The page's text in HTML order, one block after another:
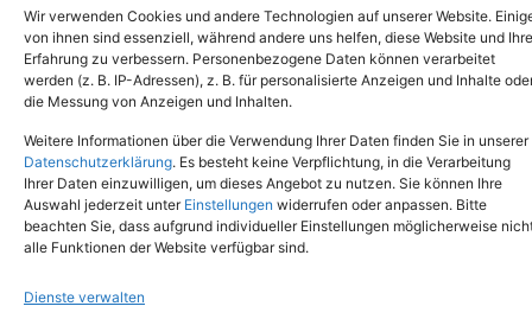
Wir verwenden Cookies und andere Technologien auf unserer Website.
von ihnen sind essenziell, während andere uns helfen, diese Website und Ihre
Erfahrung zu verbessern. Personenbezogene Daten können verarbeitet
werden (z. B. IP-Adressen), z. B. für personalisierte Anzeigen und Inhalte
die Messung von Anzeigen und Inhalten.
Weitere Informationen über die Verwendung Ihrer Daten finden Sie in unserer
Datenschutzerklärung. Es besteht keine Verpflichtung, in die Verarbeitung
Ihrer Daten einzuwilligen, um dieses Angebot zu nutzen. Sie können Ihre
Auswahl jederzeit unter Einstellungen widerrufen oder anpassen. Bitte
beachten Sie, dass aufgrund individueller Einstellungen möglicherweise
alle Funktionen der Website verfügbar sind.
Dienste verwalten
Copyright © 2024. Alle Rechte vorbehalten.
Tel.: (02651) - 77438info@tierheim-mayen.de
In der Pluns 1, 56727 Mayen